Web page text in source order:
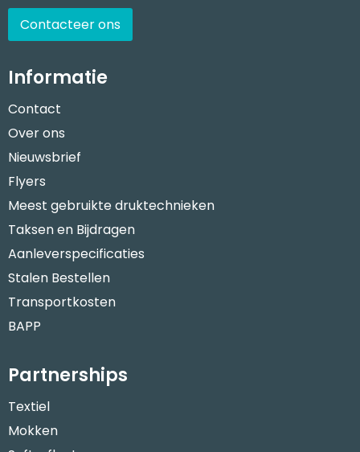
Contacteer ons
Informatie
Contact
Over ons
Nieuwsbrief
Flyers
Meest gebruikte druktechnieken
Taksen en Bijdragen
Aanleverspecificaties
Stalen Bestellen
Transportkosten
BAPP
Partnerships
Textiel
Mokken